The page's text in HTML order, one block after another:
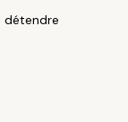
détendre